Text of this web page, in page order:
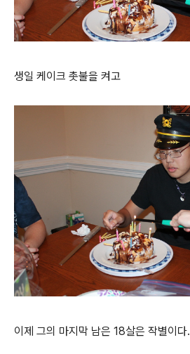
생일 케이크 촛불을 켜고
이제 그의 마지막 남은 18살은 작별이다.